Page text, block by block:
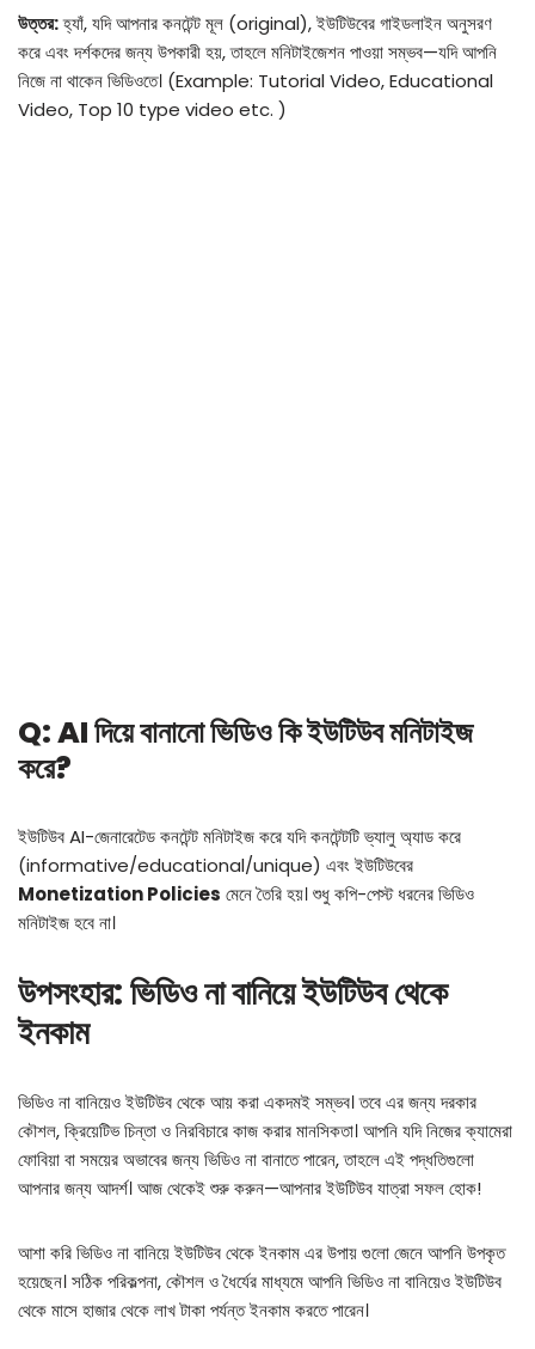
উত্তর:হ্যাঁ, যদি আপনার কনটেন্ট মূল (original), ইউটিউবের গাইডলাইন অনুসরণ
করে এবং দর্শকদের জন্য উপকারী হয়, তাহলে মনিটাইজেশন পাওয়া সম্ভব—যদি আপনি
নিজে না থাকেন ভিডিওতে। (Example: Tutorial Video, Educational
Video, Top 10 type video etc. )
Q: AI দিয়ে বানানো ভিডিও কি ইউটিউব মনিটাইজ
করে?
ইউটিউব AI-জেনারেটেড কনটেন্ট মনিটাইজ করে যদি কনটেন্টটি ভ্যালু অ্যাড করে
(informative/educational/unique) এবং ইউটিউবের
Monetization Policies মেনে তৈরি হয়। শুধু কপি-পেস্ট ধরনের ভিডিও
মনিটাইজ হবে না।
উপসংহার: ভিডিও না বানিয়ে ইউটিউব থেকে
ইনকাম
ভিডিও না বানিয়েও ইউটিউব থেকে আয় করা একদমই সম্ভব। তবে এর জন্য দরকার
কৌশল, ক্রিয়েটিভ চিন্তা ও নিরবিচারে কাজ করার মানসিকতা। আপনি যদি নিজের ক্যামেরা
ফোবিয়া বা সময়ের অভাবের জন্য ভিডিও না বানাতে পারেন, তাহলে এই পদ্ধতিগুলো
আপনার জন্য আদর্শ। আজ থেকেই শুরু করুন—আপনার ইউটিউব যাত্রা সফল হোক!
আশা করি ভিডিও না বানিয়ে ইউটিউব থেকে ইনকাম এর উপায় গুলো জেনে আপনি উপকৃত
হয়েছেন। সঠিক পরিকল্পনা, কৌশল ও ধৈর্যের মাধ্যমে আপনি ভিডিও না বানিয়েও ইউটিউব
থেকে মাসে হাজার থেকে লাখ টাকা পর্যন্ত ইনকাম করতে পারেন।